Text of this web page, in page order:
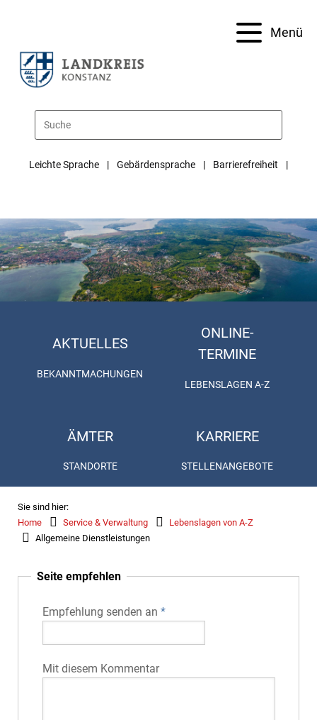
Menü
Leichte Sprache Gebärdensprache Barrierefreiheit
AKTUELLES
BEKANNTMACHUNGEN
ONLINE-
TERMINE
LEBENSLAGEN A-Z
ÄMTER
STANDORTE
KARRIERE
STELLENANGEBOTE
Sie sind hier:
Home
Service & Verwaltung
Lebenslagen von A-Z
Allgemeine Dienstleistungen
Seite empfehlen
Empfehlung senden an *
Mit diesem Kommentar